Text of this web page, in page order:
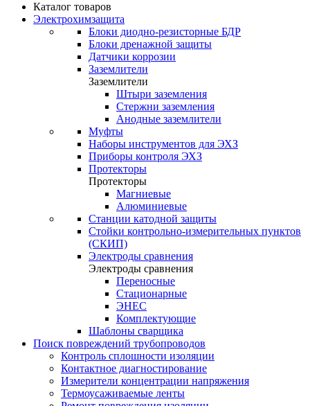
Каталог товаров
Электрохимзащита
Блоки диодно-резисторные БДР
Блоки дренажной защиты
Датчики коррозии
Заземлители
Заземлители
Штыри заземления
Стержни заземления
Анодные заземлители
Муфты
Наборы инструментов для ЭХЗ
Приборы контроля ЭХЗ
Протекторы
Протекторы
Магниевые
Алюминиевые
Станции катодной защиты
Стойки контрольно-измерительных пунктов
(СКИП)
Электроды сравнения
Электроды сравнения
Переносные
Стационарные
ЭНЕС
Комплектующие
Шаблоны сварщика
Поиск повреждений трубопроводов
Контроль сплошности изоляции
Контактное диагностирование
Измерители концентрации напряжения
Термоусаживаемые ленты